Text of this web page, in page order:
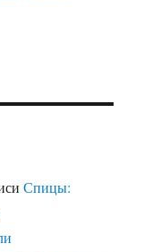
Спицы: